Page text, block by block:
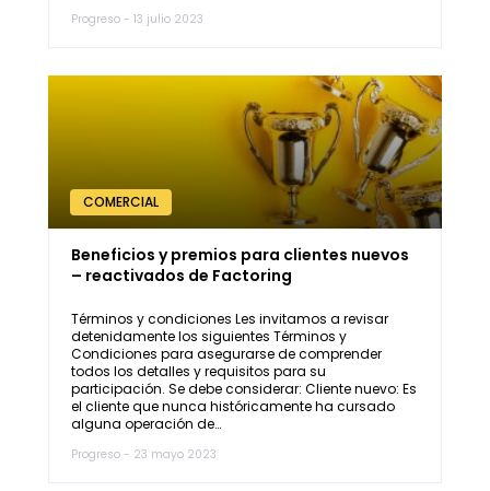
Progreso - 13 julio 2023
COMERCIAL
Beneficios y premios para clientes nuevos
– reactivados de Factoring
Términos y condiciones Les invitamos a revisar
detenidamente los siguientes Términos y
Condiciones para asegurarse de comprender
todos los detalles y requisitos para su
participación. Se debe considerar: Cliente nuevo: Es
el cliente que nunca históricamente ha cursado
alguna operación de…
Progreso - 23 mayo 2023